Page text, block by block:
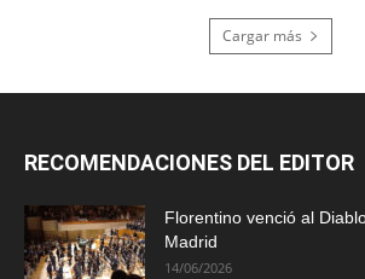
Cargar más
RECOMENDACIONES DEL EDITOR
Florentino venció al
Madrid
14/06/2026